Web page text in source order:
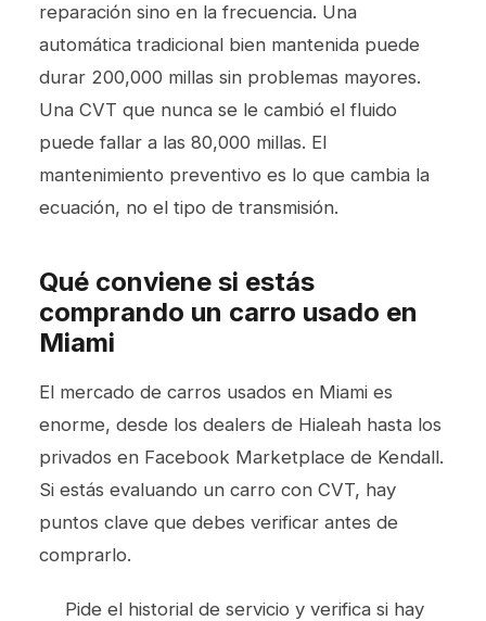
reparación sino en la frecuencia. Una
automática tradicional bien mantenida puede
durar 200,000 millas sin problemas mayores.
Una CVT que nunca se le cambió el fluido
puede fallar a las 80,000 millas. El
mantenimiento preventivo es lo que cambia la
ecuación, no el tipo de transmisión.
Qué conviene si estás
comprando un carro usado en
Miami
El mercado de carros usados en Miami es
enorme, desde los dealers de Hialeah hasta los
privados en Facebook Marketplace de Kendall.
Si estás evaluando un carro con CVT, hay
puntos clave que debes verificar antes de
comprarlo.
Pide el historial de servicio y verifica si hay